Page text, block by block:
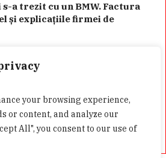
your browsing experience,
or content, and analyze our
All", you consent to our use of
s-a trezit cu un BMW. Factura
și explicațiile firmei de